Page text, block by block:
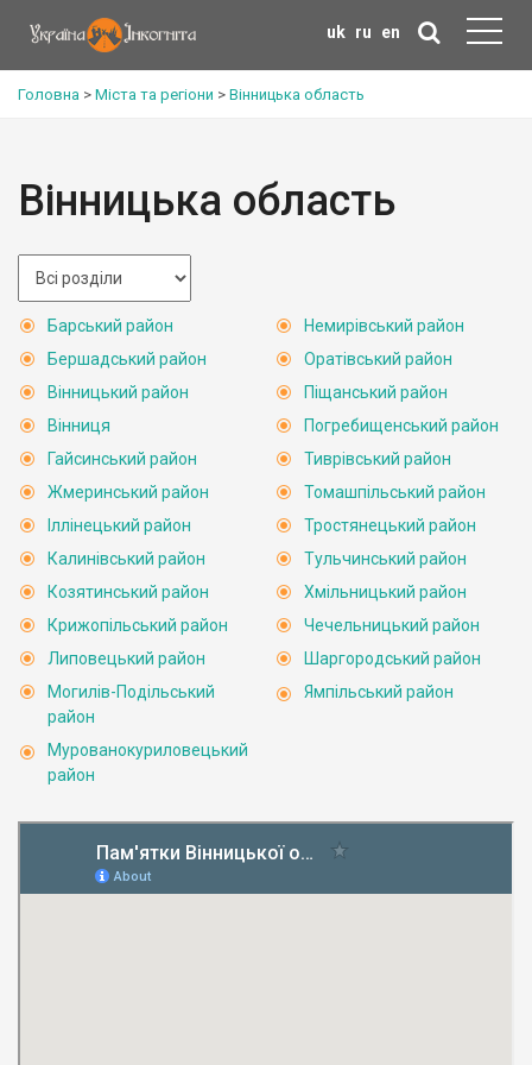
uk ru en
Головна > Міста та регіони > Вінницька область
Вінницька область
Барський район
Бершадський район
Вінницький район
Вінниця
Гайсинський район
Жмеринський район
Іллінецький район
Калинівський район
Козятинський район
Крижопільський район
Липовецький район
Могилів-Подільський
район
Мурованокуриловецький
район
Немирівський район
Оратівський район
Піщанський район
Погребищенський район
Тиврівський район
Томашпільський район
Тростянецький район
Тульчинський район
Хмільницький район
Чечельницький район
Шаргородський район
Ямпільський район